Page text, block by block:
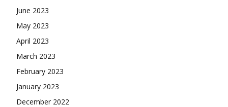
June 2023
May 2023
April 2023
March 2023
February 2023
January 2023
December 2022